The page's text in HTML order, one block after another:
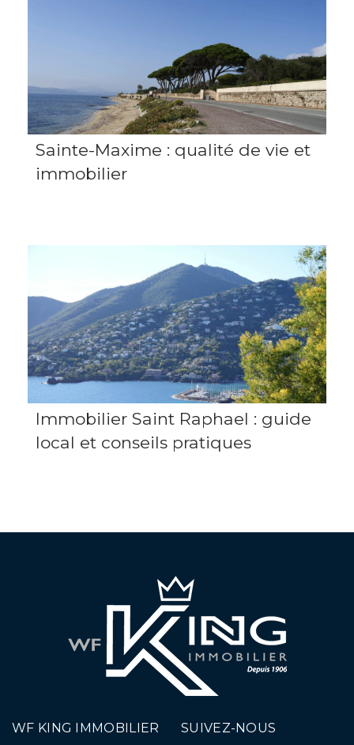
Sainte-Maxime : qualité de vie et
immobilier
Immobilier Saint Raphael : guide
local et conseils pratiques
WF KING IMMOBILIER SUIVEZ-NOUS